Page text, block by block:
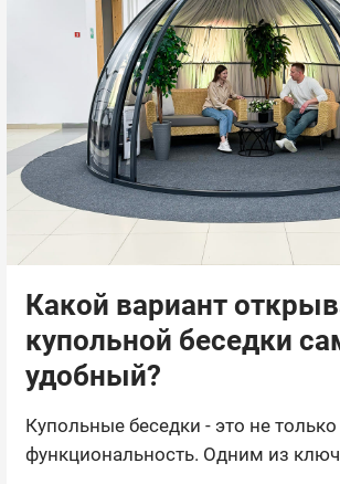
Какой вариант
купольной беседки
удобный?
Купольные беседки - это не только
функциональность. Одним из ключ